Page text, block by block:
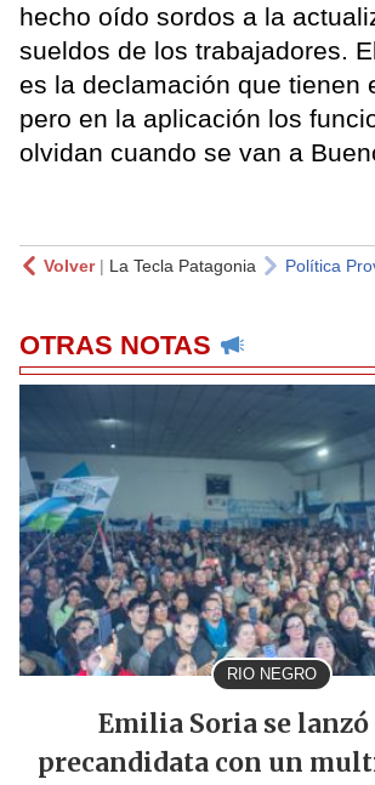
hecho oído sordos a la
sueldos de los trabajadores.
es la declamación que tienen
pero en la aplicación los
olvidan cuando se van a
Volver| La Tecla Patagonia Política
OTRAS NOTAS
RIO NEGRO
Emilia Soria se lanzó
precandidata con un